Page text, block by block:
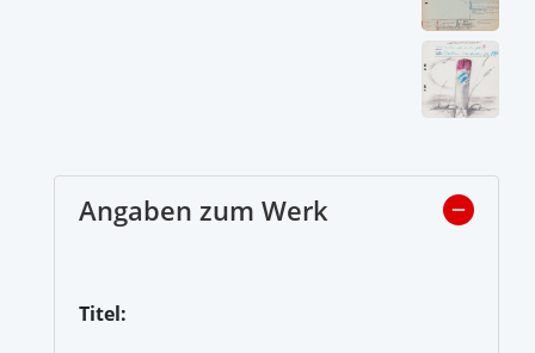
Angaben zum Werk
Titel: